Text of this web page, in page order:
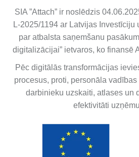
SIA ”Attach” ir noslēdzis
L-2025/1194 ar Latvijas Investīciju
par atbalsta saņemšanu
digitalizācijai” ietvaros, ko finansē
Pēc digitālās transformācijas
procesus, proti, personāla
darbinieku uzskaiti, atlases un
efektivitāti